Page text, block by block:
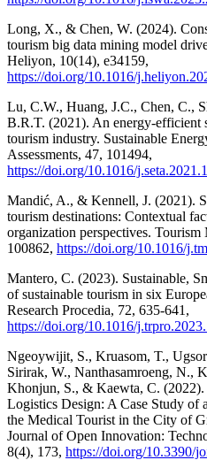
Long, X., & Chen, W. (2024).
tourism big data mining model
Heliyon, 10(14), e34159,
https://doi.org/10.1016/
Lu, C.W., Huang, J.C., Chen, C.,
B.R.T. (2021). An energy-efficient
tourism industry. Sustainable
Assessments, 47, 101494,
https://doi.org/10.1016/
Mandić, A., & Kennell, J. (2021).
tourism destinations: Contextual
organization perspectives. Tourism
100862, https://doi.org/10.1016/
Mantero, C. (2023). Sustainable,
of sustainable tourism in six
Research Procedia, 72, 635-641,
https://doi.org/10.1016/
Ngeoywijit, S., Kruasom, T.,
Sirirak, W., Nanthasamroeng, N.,
Khonjun, S., & Kaewta, C.
Logistics Design: A Case Study of
the Medical Tourist in the City of
Journal of Open Innovation:
8(4), 173, https://doi.org/10.3390/